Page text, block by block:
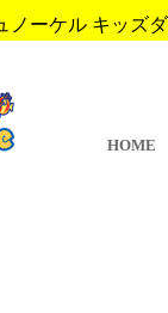
ーケル キッズ
HOME